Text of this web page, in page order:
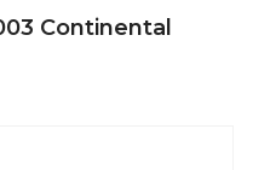
Continental